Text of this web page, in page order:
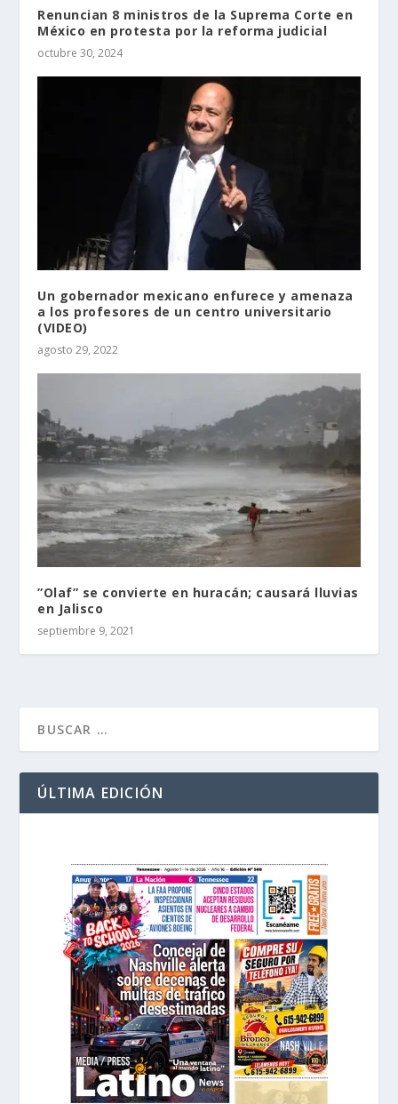
Renuncian 8 ministros de la Suprema Corte en
México en protesta por la reforma judicial
octubre 30, 2024
Un gobernador mexicano enfurece y amenaza
a los profesores de un centro universitario
(VIDEO)
agosto 29, 2022
”Olaf” se convierte en huracán; causará lluvias
en Jalisco
septiembre 9, 2021
ÚLTIMA EDICIÓN